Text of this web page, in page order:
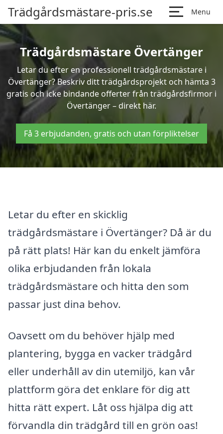
Trädgårdsmästare-pris.se Menu
Trädgårdsmästare Övertänger
Letar du efter en professionell trädgårdsmästare i
Övertänger? Beskriv ditt trädgårdsprojekt och hämta 3
gratis och icke bindande offerter från trädgårdsfirmor i
Övertänger – direkt här.
Få 3 erbjudanden, gratis och utan förpliktelser
Letar du efter en skicklig
trädgårdsmästare i Övertänger? Då är du
på rätt plats! Här kan du enkelt jämföra
olika erbjudanden från lokala
trädgårdsmästare och hitta den som
passar just dina behov.
Oavsett om du behöver hjälp med
plantering, bygga en vacker trädgård
eller underhåll av din utemiljö, kan vår
plattform göra det enklare för dig att
hitta rätt expert. Låt oss hjälpa dig att
förvandla din trädgård till en grön oas!